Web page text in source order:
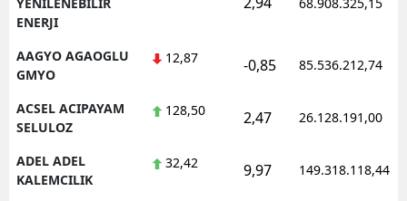
ENERJI
AAGYO AGAOGLU
GMYO
12,87 -0,85 85.536.212,74
ACSEL ACIPAYAM
SELULOZ
128,50 2,47 26.128.191,00
ADEL ADEL
KALEMCILIK
32,42 9,97 149.318.118,44